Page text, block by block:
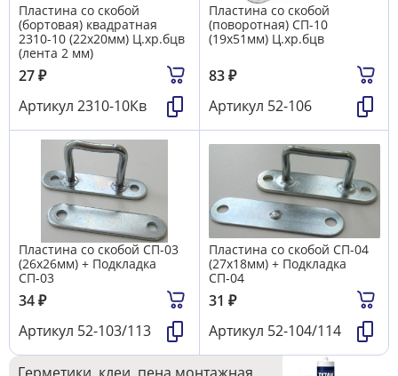
Пластина со скобой
(бортовая) квадратная
2310-10 (22х20мм) Ц.хр.бцв
(лента 2 мм)
27₽
Артикул 2310-10Кв
Пластина со скобой
(поворотная) СП-10
(19х51мм) Ц.хр.бцв
83₽
Артикул 52-106
Пластина со скобой СП-03
(26х26мм) + Подкладка
СП-03
34₽
Артикул 52-103/113
Пластина со скобой СП-04
(27х18мм) + Подкладка
СП-04
31 ₽
Артикул 52-104/114